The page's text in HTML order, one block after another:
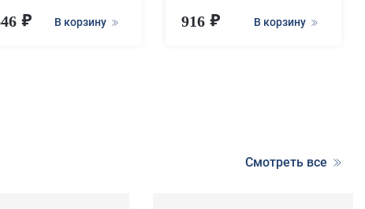
В корзину 916 В корзину
Смотреть все